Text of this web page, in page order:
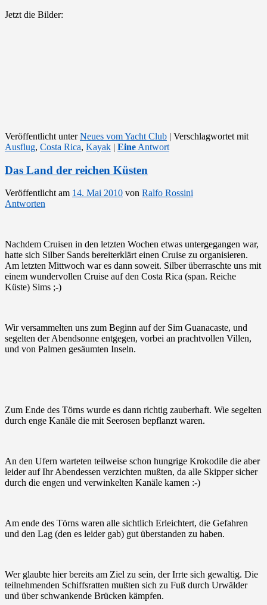
Jetzt die Bilder:
Veröffentlicht unter Neues vom Yacht Club | Verschlagwortet mit
Ausflug, Costa Rica, Kayak | Eine Antwort
Das Land der reichen Küsten
Veröffentlicht am 14. Mai 2010 von Ralfo Rossini
Antworten
Nachdem Cruisen in den letzten Wochen etwas untergegangen war,
hatte sich Silber Sands bereiterklärt einen Cruise zu organisieren.
Am letzten Mittwoch war es dann soweit. Silber überraschte uns mit
einem wundervollen Cruise auf den Costa Rica (span. Reiche
Küste) Sims ;-)
Wir versammelten uns zum Beginn auf der Sim Guanacaste, und
segelten der Abendsonne entgegen, vorbei an prachtvollen Villen,
und von Palmen gesäumten Inseln.
Zum Ende des Törns wurde es dann richtig zauberhaft. Wie segelten
durch enge Kanäle die mit Seerosen bepflanzt waren.
An den Ufern warteten teilweise schon hungrige Krokodile die aber
leider auf Ihr Abendessen verzichten mußten, da alle Skipper sicher
durch die engen und verwinkelten Kanäle kamen :-)
Am ende des Törns waren alle sichtlich Erleichtert, die Gefahren
und den Lag (den es leider gab) gut überstanden zu haben.
Wer glaubte hier bereits am Ziel zu sein, der Irrte sich gewaltig. Die
teilnehmenden Schiffsratten mußten sich zu Fuß durch Urwälder
und über schwankende Brücken kämpfen.